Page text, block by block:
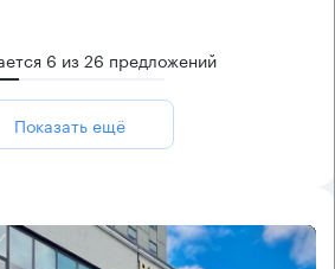
6 из26 предложений
Показать ещё